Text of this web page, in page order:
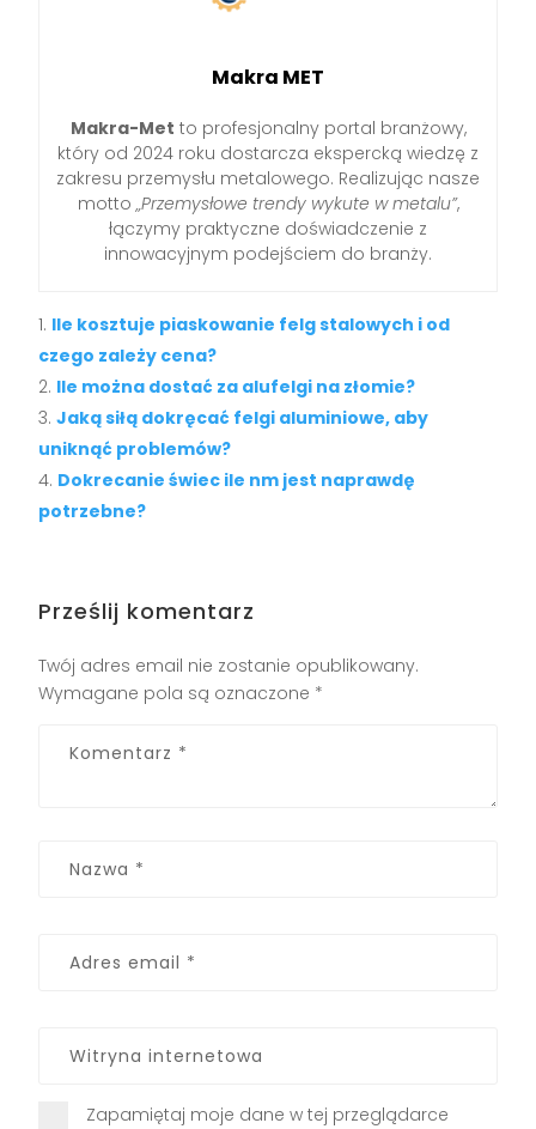
Makra MET
Makra-Met to profesjonalny portal branżowy,
który od 2024 roku dostarcza ekspercką wiedzę z
zakresu przemysłu metalowego. Realizując nasze
motto„Przemysłowe trendy wykute w metalu”,
łączymy praktyczne doświadczenie z
innowacyjnym podejściem do branży.
Ile kosztuje piaskowanie felg stalowych i od
czego zależy cena?
Ile można dostać za alufelgi na złomie?
Jaką siłą dokręcać felgi aluminiowe, aby
uniknąć problemów?
Dokrecanie świec ile nm jest naprawdę
potrzebne?
Prześlij komentarz
Twój adres email nie zostanie opublikowany.
Wymagane pola są oznaczone *
Zapamiętaj moje dane w tej przeglądarce